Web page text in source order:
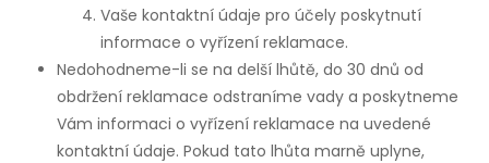
Vaše kontaktní údaje pro účely poskytnutí
informace o vyřízení reklamace.
Nedohodneme-li se na delší lhůtě, do 30 dnů od
obdržení reklamace odstraníme vady a poskytneme
Vám informaci o vyřízení reklamace na uvedené
kontaktní údaje. Pokud tato lhůta marně uplyne,